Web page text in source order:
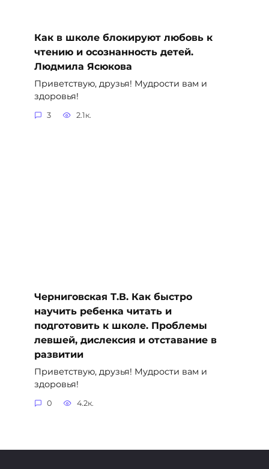
Как в школе блокируют любовь к
чтению и осознанность детей.
Людмила Ясюкова
Приветствую, друзья! Мудрости вам и
здоровья!
3 2.1к.
Черниговская Т.В. Как быстро
научить ребенка читать и
подготовить к школе. Проблемы
левшей, дислексия и отставание в
развитии
Приветствую, друзья! Мудрости вам и
здоровья!
0 4.2к.